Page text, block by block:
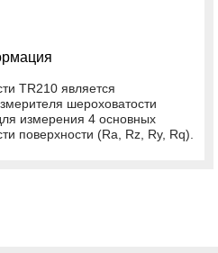
TR210 является
шероховатости
измерения 4 основных
поверхности (Ra, Rz, Ry, Rq).